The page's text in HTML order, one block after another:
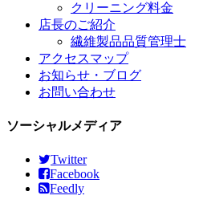
クリーニング料金
店長のご紹介
繊維製品品質管理士
アクセスマップ
お知らせ・ブログ
お問い合わせ
ソーシャルメディア
Twitter
Facebook
Feedly